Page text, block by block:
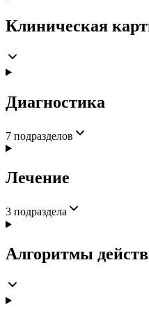
Клиническая
Диагностика
7 подразделов
Лечение
3 подраздела
Алгоритмы